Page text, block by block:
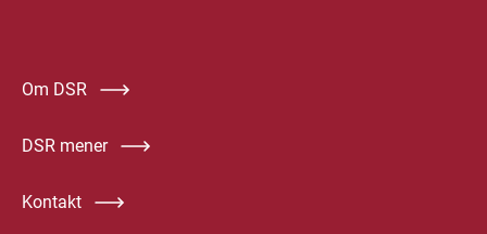
Om DSR
DSR mener
Kontakt